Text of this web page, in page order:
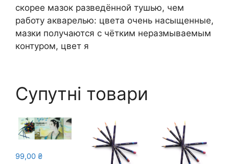
скорее мазок разведённой тушью, чем
работу акварелью: цвета очень насыщенные,
мазки получаются с чётким неразмываемым
контуром, цвет я
Супутні товари
99,00 ₴